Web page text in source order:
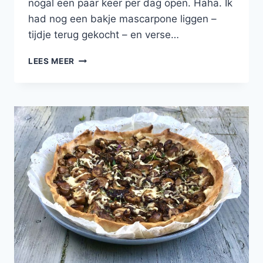
nogal een paar keer per dag open. Haha. Ik
had nog een bakje mascarpone liggen –
tijdje terug gekocht – en verse…
LEES MEER BLADERDEEGTAARTJE
EN
VERSE
ABRIKOZEN